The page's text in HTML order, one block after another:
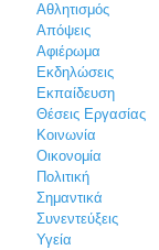
Αθλητισμός
Απόψεις
Αφιέρωμα
Εκδηλώσεις
Εκπαίδευση
Θέσεις Εργασίας
Κοινωνία
Οικονομία
Πολιτική
Σημαντικά
Συνεντεύξεις
Υγεία